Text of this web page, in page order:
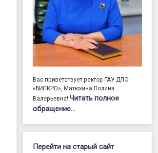
Вас приветствует ректор ГАУ ДПО
«БИПКРО», Матюхина Полина
Валерьевна!Читать полное
обращение…
Перейти на старый сайт